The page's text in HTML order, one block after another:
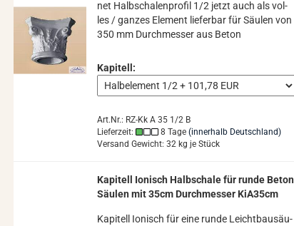
net Halb­scha­len­pro­fil 1/2 jetzt auch als vol­
les / gan­zes Ele­ment lie­fer­bar für Säu­len von
350 mm Durch­mes­ser aus Beton
Kapitell:
Art.Nr.: RZ-Kk A 35 1/2 B
Lieferzeit:
8 Tage (innerhalb Deutschland)
Versand Gewicht:32 kg je Stück
Ka­pi­tell Io­ni­sch Halb­scha­le für runde Beton
Säu­len mit 35cm Durch­mes­ser KiA35cm
Ka­pi­tell Io­ni­sch für eine runde Leicht­bau­säu­